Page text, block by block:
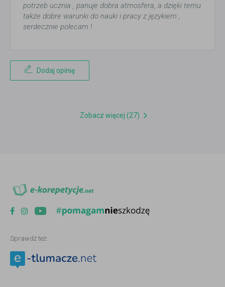
potrzeb ucznia , panuje dobra atmosfera, a dzięki temu
także dobre warunki do nauki i pracy z językiem ,
serdecznie polecam !
Dodaj opinię
Zobacz więcej (27)
Sprawdź też: